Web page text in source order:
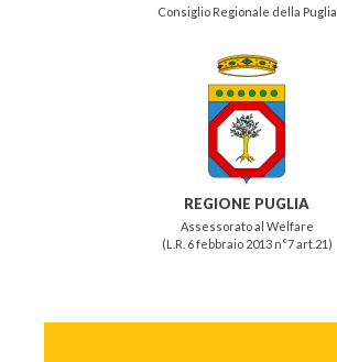
Consiglio Regionale della Puglia
REGIONE PUGLIA
Assessorato al Welfare
(L.R. 6 febbraio 2013 n°7 art.21)